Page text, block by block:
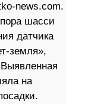
news.com.
шасси
датчика
земля»,
на